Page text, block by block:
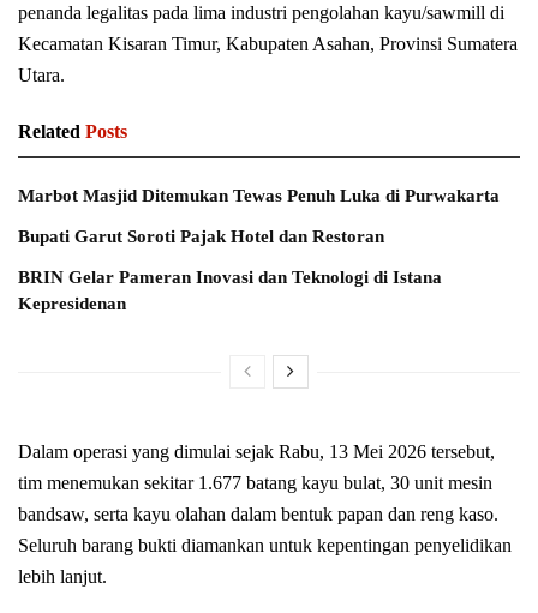
penanda legalitas pada lima industri pengolahan kayu/sawmill di
Kecamatan Kisaran Timur, Kabupaten Asahan, Provinsi Sumatera
Utara.
Related Posts
Marbot Masjid Ditemukan Tewas Penuh Luka di Purwakarta
Bupati Garut Soroti Pajak Hotel dan Restoran
BRIN Gelar Pameran Inovasi dan Teknologi di Istana
Kepresidenan
Dalam operasi yang dimulai sejak Rabu, 13 Mei 2026 tersebut,
tim menemukan sekitar 1.677 batang kayu bulat, 30 unit mesin
bandsaw, serta kayu olahan dalam bentuk papan dan reng kaso.
Seluruh barang bukti diamankan untuk kepentingan penyelidikan
lebih lanjut.